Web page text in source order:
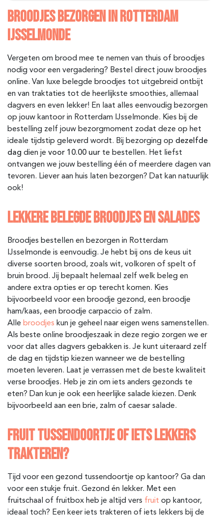
BROODJES BEZORGEN IN ROTTERDAM
IJSSELMONDE
Vergeten om brood mee te nemen van thuis of broodjes
nodig voor een vergadering? Bestel direct jouw broodjes
online. Van luxe belegde broodjes tot uitgebreid ontbijt
en van traktaties tot de heerlijkste smoothies, allemaal
dagvers en even lekker! En laat alles eenvoudig bezorgen
op jouw kantoor in Rotterdam IJsselmonde. Kies bij de
bestelling zelf jouw bezorgmoment zodat deze op het
ideale tijdstip geleverd wordt. Bij bezorging op dezelfde
dag dien je voor 10.00 uur te bestellen. Het liefst
ontvangen we jouw bestelling één of meerdere dagen van
tevoren. Liever aan huis laten bezorgen? Dat kan natuurlijk
ook!
LEKKERE BELEGDE BROODJES EN SALADES
Broodjes bestellen en bezorgen in Rotterdam
IJsselmonde is eenvoudig. Je hebt bij ons de keus uit
diverse soorten brood, zoals wit, volkoren of spelt of
bruin brood. Jij bepaalt helemaal zelf welk beleg en
andere extra opties er op terecht komen. Kies
bijvoorbeeld voor een broodje gezond, een broodje
ham/kaas, een broodje carpaccio of zalm.
Alle broodjes kun je geheel naar eigen wens samenstellen.
Als beste online broodjeszaak in deze regio zorgen we er
voor dat alles dagvers gebakken is. Je kunt uiteraard zelf
de dag en tijdstip kiezen wanneer we de bestelling
moeten leveren. Laat je verrassen met de beste kwaliteit
verse broodjes. Heb je zin om iets anders gezonds te
eten? Dan kun je ook een heerlijke salade kiezen. Denk
bijvoorbeeld aan een brie, zalm of caesar salade.
FRUIT TUSSENDOORTJE OF IETS LEKKERS
TRAKTEREN?
Tijd voor een gezond tussendoortje op kantoor? Ga dan
voor een stukje fruit. Gezond én lekker. Met een
fruitschaal of fruitbox heb je altijd vers fruit op kantoor,
ideaal toch? Een keer iets trakteren of iets lekkers bij de